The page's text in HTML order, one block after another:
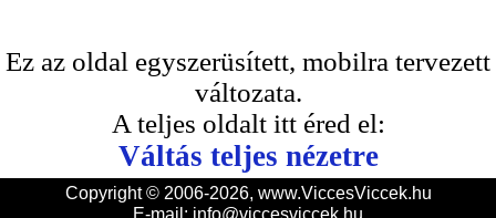
Ez az oldal egyszerüsített, mobilra tervezett
változata.
A teljes oldalt itt éred el:
Váltás teljes nézetre
Copyright © 2006-2026, www.ViccesViccek.hu
E-mail: info@viccesviccek.hu